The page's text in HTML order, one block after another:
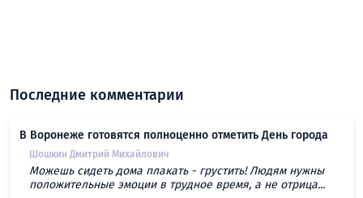
Последние комментарии
В Воронеже готовятся полноценно отметить День города
Шошкин Дмитрий Михайлович
Можешь сидеть дома плакать - грустить! Людям нужны
положительные эмоции в трудное время, а не отрица...